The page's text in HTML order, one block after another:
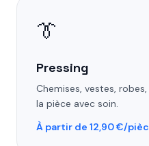
👔
Pressing
Chemises, vestes,
la pièce avec soin.
À partir de 12,90 €/